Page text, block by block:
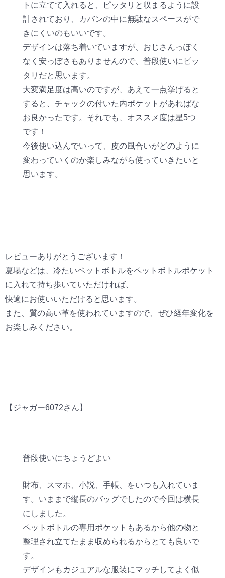
トに立てて入れると、ピッタリと収まるように設
計されており、カバンの中に無駄なスペースがで
きにくいのもいいです。
デザインは落ち着いていますが、おじさんっぽく
なく安っぽさもありませんので、普段使いにピッ
タリだと思います。
大変満足度は高いのですが、あえて一点挙げると
すると、チャックの付いた内ポケットがあればな
お良かったです。それでも、オススメ度は星5つ
です！
今後使い込んでいって、皮の風合いがどのように
変わっていくのか楽しみながら使っていきたいと
思います。
レビューありがとうございます！
夏場などは、冷たいペットボトルをペットボトルポケット
に入れて持ち歩いていただければ、
快適にお使いいただけると思います。
また、質の高い革を使われていますので、ぜひ経年変化を
お楽しみください。
【ジャガー6072さん】
普段使いにちょうどよい
財布、スマホ、小説、手帳、をいつも入れていま
す。いままで縦長のバッグでしたので今回は横長
にしました。
ペットボトルの専用ポケットもあるから他の物と
整理され立てたまま収められるからとても良いで
す。
デザインもカジュアルな服装にマッチしてよく似